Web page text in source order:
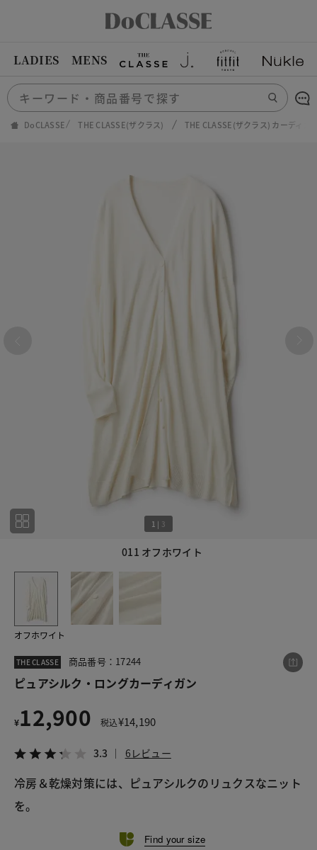
LADIES MENS
DoCLASSE THE CLASSE(ザクラス) THE CLASSE(ザクラス) カーディガ
011 オフホワイト
1 | 3
オフホワイト
THE CLASSE 商品番号：17244
ピュアシルク・ロングカーディガン
¥12,900 税込¥14,190
3.3 6レビュー
冷房＆乾燥対策には、ピュアシルクのリュクスなニット
を。
Find your size
この商品をシェアする
ピュアシルク・ロングカーディガン
3.3 6レビュー
LINE X メール